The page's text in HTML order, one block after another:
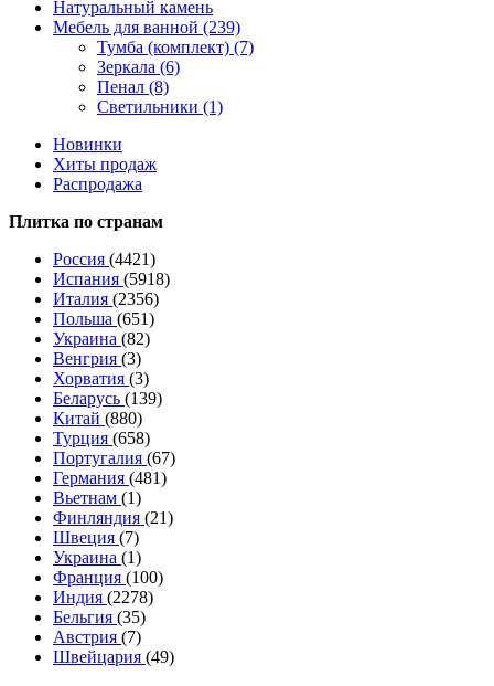
Натуральный камень
Мебель для ванной (239)
Тумба (комплект) (7)
Зеркала (6)
Пенал (8)
Светильники (1)
Новинки
Хиты продаж
Распродажа
Плитка по странам
Россия (4421)
Испания (5918)
Италия (2356)
Польша (651)
Украина (82)
Венгрия (3)
Хорватия (3)
Беларусь (139)
Китай (880)
Турция (658)
Португалия (67)
Германия (481)
Вьетнам (1)
Финляндия (21)
Швеция (7)
Украина (1)
Франция (100)
Индия (2278)
Бельгия (35)
Австрия (7)
Швейцария (49)